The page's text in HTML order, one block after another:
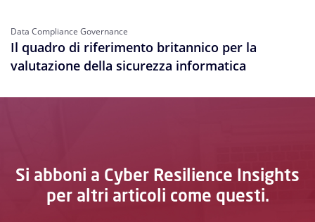
Data Compliance Governance
Il quadro di riferimento britannico per la
valutazione della sicurezza informatica
Si abboni a Cyber Resilience Insights
per altri articoli come questi.